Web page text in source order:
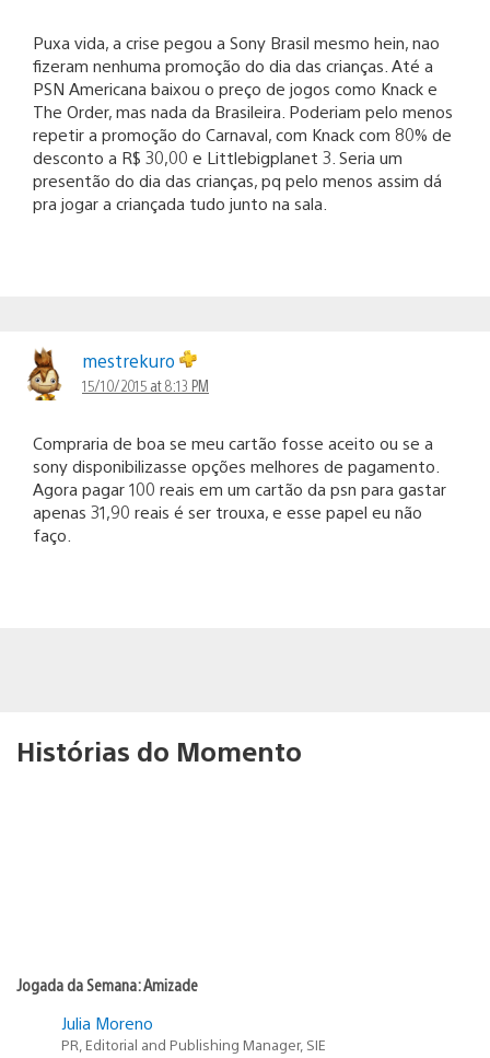
Puxa vida, a crise pegou a Sony Brasil mesmo hein, nao
fizeram nenhuma promoção do dia das crianças. Até a
PSN Americana baixou o preço de jogos como Knack e
The Order, mas nada da Brasileira. Poderiam pelo menos
repetir a promoção do Carnaval, com Knack com 80% de
desconto a R$ 30,00 e Littlebigplanet 3. Seria um
presentão do dia das crianças, pq pelo menos assim dá
pra jogar a criançada tudo junto na sala.
mestrekuro
15/10/2015 at 8:13 PM
Compraria de boa se meu cartão fosse aceito ou se a
sony disponibilizasse opções melhores de pagamento.
Agora pagar 100 reais em um cartão da psn para gastar
apenas 31,90 reais é ser trouxa, e esse papel eu não
faço.
Histórias do Momento
Jogada da Semana: Amizade
Julia Moreno
PR, Editorial and Publishing Manager, SIE